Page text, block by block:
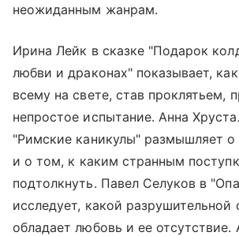
неожиданным жанрам.
Ирина Лейк в сказке "Подарок
любви и драконах" показывает,
всему на свете, став проклятьем,
непростое испытание. Анна
"Римские каникулы" размышляет о
и о том, к каким странным
подтолкнуть. Павел Селуков в
исследует, какой разрушительной
обладает любовь и ее отсутствие.